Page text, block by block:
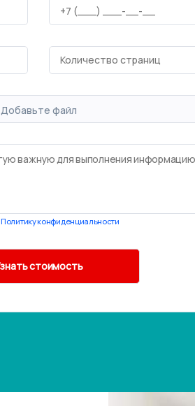
Добавьте файл
Политику конфиденциальности